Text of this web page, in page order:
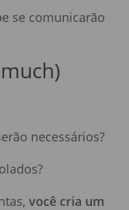
se comunicarão
necessários?
você cria um